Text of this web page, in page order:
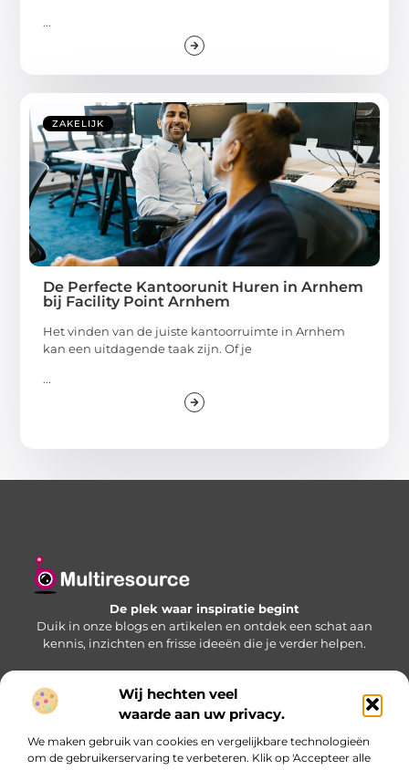
Wij hechten veel
waarde aan uw privacy.
We maken gebruik van cookies en vergelijkbare technologieën
om de gebruikerservaring te verbeteren. Klik op 'Accepteer alle
...
ZAKELIJK
De Perfecte Kantoorunit Huren in Arnhem
bij Facility Point Arnhem
Het vinden van de juiste kantoorruimte in Arnhem
kan een uitdagende taak zijn. Of je
...
De plek waar inspiratie begint
Duik in onze blogs en artikelen en ontdek een schat aan
kennis, inzichten en frisse ideeën die je verder helpen.
Bericht categorie